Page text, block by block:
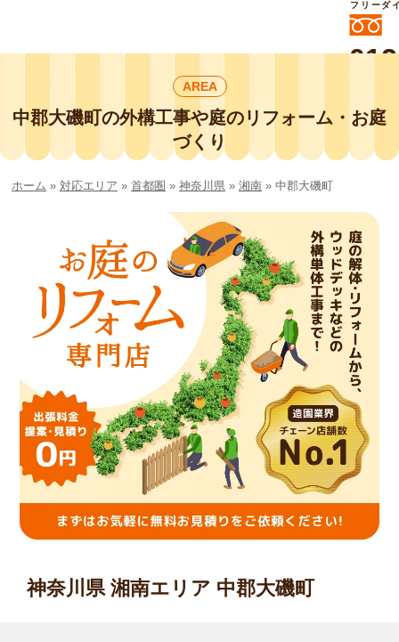
外構工事や庭リフォームは庭づくり業界
No.1チェーン店の
smileガーデンプチ庭づくり事業部にお
任せください！
フリーダ
AREA
中郡大磯町の外構工事や庭のリフォーム・お庭
づくり
ホーム » 対応エリア » 首都圏 » 神奈川県 » 湘南 » 中郡大磯町
神奈川県 湘南エリア 中郡大磯町